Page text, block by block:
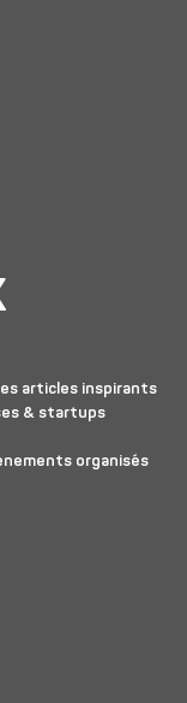
articles inspirants
& startups
organisés